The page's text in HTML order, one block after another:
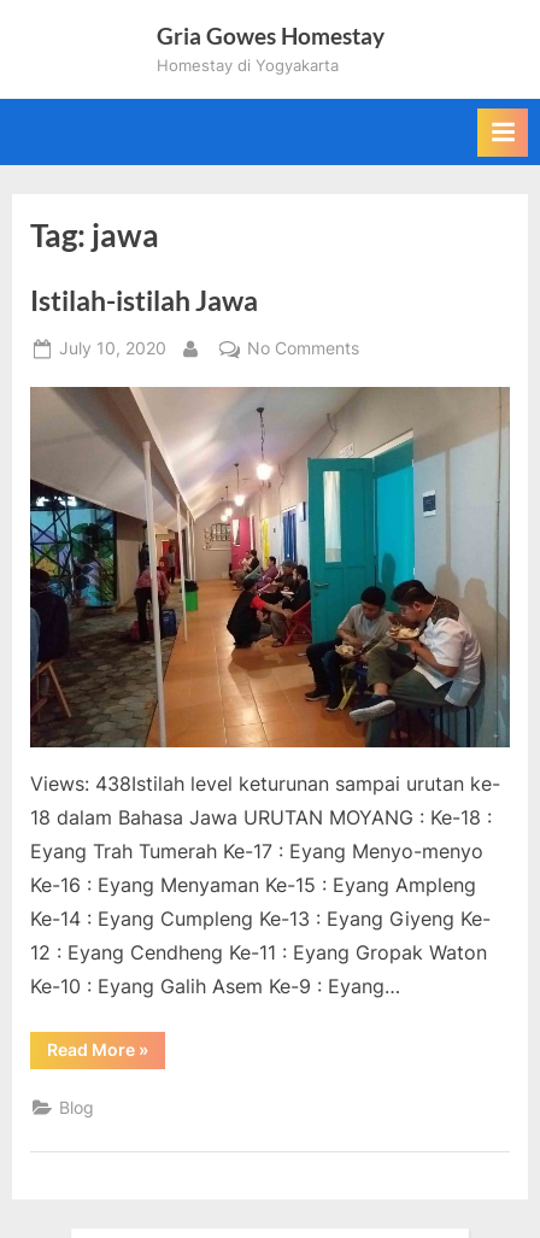
Gria Gowes Homestay
Homestay di Yogyakarta
Tag: jawa
Istilah-istilah Jawa
Posted
July 10, 2020
By
No Commentson
Views: 438Istilah level keturunan sampai urutan ke-
18 dalam Bahasa Jawa URUTAN MOYANG : Ke-18 :
Eyang Trah Tumerah Ke-17 : Eyang Menyo-menyo
Ke-16 : Eyang Menyaman Ke-15 : Eyang Ampleng
Ke-14 : Eyang Cumpleng Ke-13 : Eyang Giyeng Ke-
12 : Eyang Cendheng Ke-11 : Eyang Gropak Waton
Ke-10 : Eyang Galih Asem Ke-9 : Eyang…
Read More“Istilah-
istilah
»
Blog